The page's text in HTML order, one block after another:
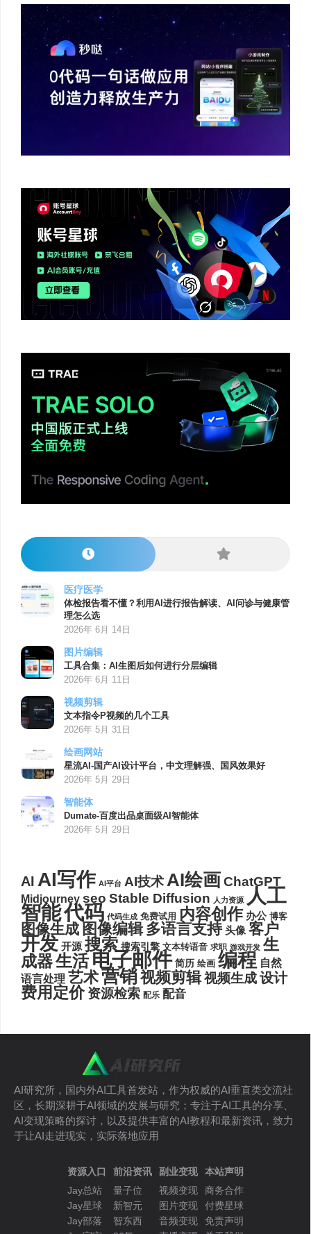
医疗医学
体检报告看不懂？利用AI进行报告解读、AI问诊与健康管
理怎么选
2026年 6月 14日
图片编辑
工具合集：AI生图后如何进行分层编辑
2026年 6月 11日
视频剪辑
文本指令P视频的几个工具
2026年 5月 31日
绘画网站
星流AI-国产AI设计平台，中文理解强、国风效果好
2026年 5月 29日
智能体
Dumate-百度出品桌面级AI智能体
2026年 5月 29日
AI AI写作 AI平台 AI技术AI绘画ChatGPT
Midjourney seo Stable Diffusion 人力资源 人工
智能代码 代码生成 免费试用 内容创作 办公 博客
图像生成 图像编辑 多语言支持 头像 客户
开发 开源 搜索 搜索引擎 文本转语音 求职 游戏开发 生
成器生活电子邮件 简历 绘画 编程 自然
语言处理 艺术营销视频剪辑视频生成设计
费用定价 资源检索 配乐 配音
AI研究所，国内外AI工具首发站，作为权威的AI垂直类交流社
区，长期深耕于AI领域的发展与研究；专注于AI工具的分享、
AI变现策略的探讨，以及提供丰富的AI教程和最新资讯，致力
于让AI走进现实，实际落地应用
资源入口
Jay总站
Jay星球
Jay部落
前沿资讯
量子位
新智元
智东西
副业变现
视频变现
图片变现
音频变现
本站声明
商务合作
付费星球
免责声明